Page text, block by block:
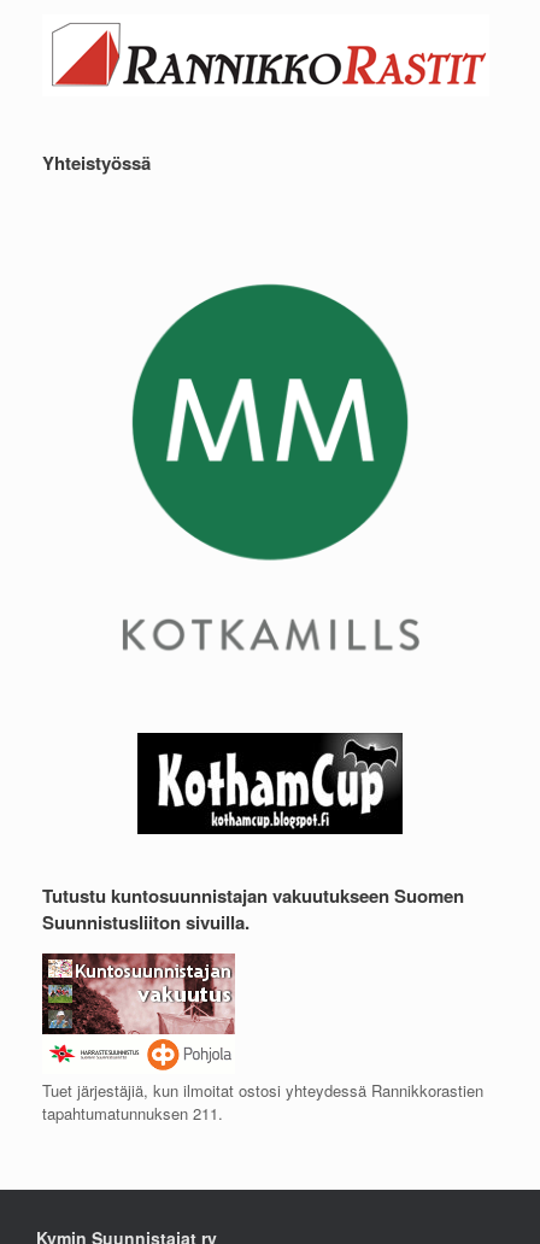
Yhteistyössä
Tutustu kuntosuunnistajan vakuutukseen Suomen
Suunnistusliiton sivuilla.
Tuet järjestäjiä, kun ilmoitat ostosi yhteydessä Rannikkorastien
tapahtumatunnuksen 211.
Kymin Suunnistajat ry